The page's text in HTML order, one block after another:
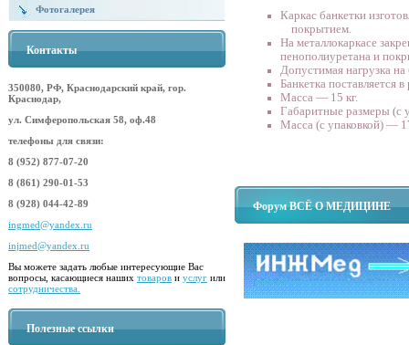
Фотогалерея
Контакты
350080, РФ, Краснодарский край, гор.
Краснодар,
ул. Симферопольская 58, оф.48
телефоны для связи:
8 (952) 877-07-20
8 (861) 290-01-53
8 (928) 044-42-89
ingmed@yandex.ru
injmed@yandex.ru
Вы можете задать любые интересующие Вас
вопросы, касающиеся наших товаров и услуг или
сотрудничества.
Полезные ссылки
Каркас банкетки
покрытием.
На металлокаркасе
пенополиуретана и
Допустимая нагрузка
Банкетка поставляется
Масса — 15 кг.
Габаритные размеры (с
Масса (с упаковкой) —
Форум ВСЁ О МЕДИЦИНЕ